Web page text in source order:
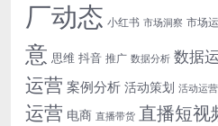
厂动态 小红书 市场洞察 市场
意 思维 抖音 推广 数据分析 数据
运营 案例分析 活动策划 活动运营
运营 电商 直播带货 直播短视